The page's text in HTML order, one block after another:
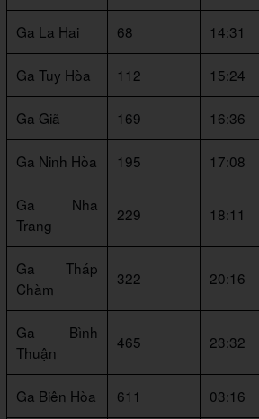
Ga La Hai 68 14:31
Ga Tuy Hòa 112 15:24
Ga Giã 169 16:36
Ga Ninh Hòa 195 17:08
Ga Nha
Trang
229 18:11
Ga Tháp
Chàm
322 20:16
Ga Bình
Thuận
465 23:32
Ga Biên Hòa 611 03:16